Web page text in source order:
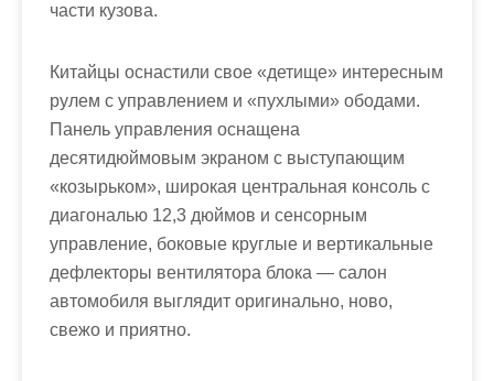
части кузова.
Китайцы оснастили свое «детище» интересным
рулем с управлением и «пухлыми» ободами.
Панель управления оснащена
десятидюймовым экраном с выступающим
«козырьком», широкая центральная консоль с
диагональю 12,3 дюймов и сенсорным
управление, боковые круглые и вертикальные
дефлекторы вентилятора блока — салон
автомобиля выглядит оригинально, ново,
свежо и приятно.